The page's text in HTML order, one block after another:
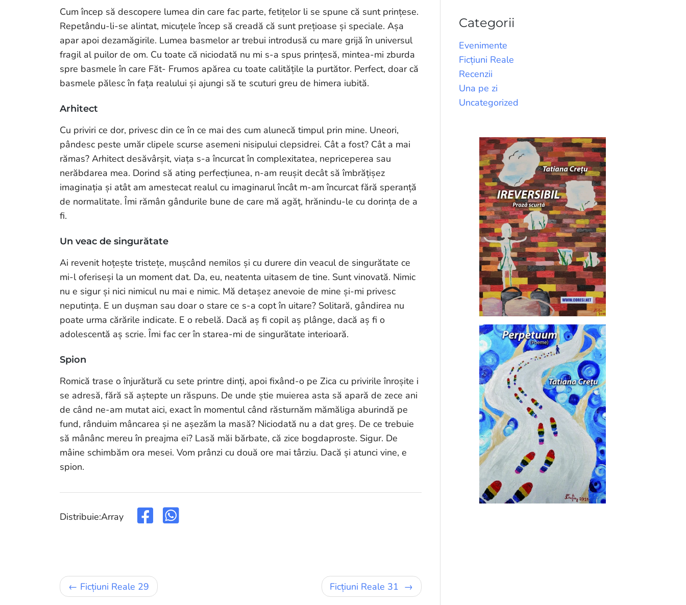
Cum încep să descopere lumea din care fac parte, fetițelor li se spune că sunt prințese.
Repetându-li-se alintat, micuțele încep să creadă că sunt prețioase și speciale. Așa
apar apoi dezamăgirile. Lumea basmelor ar trebui introdusă cu mare grijă în universul
fragil al puilor de om. Cu toate că niciodată nu mi s-a spus prințesă, mintea-mi zburda
spre basmele în care Făt- Frumos apărea cu toate calitățile la purtător. Perfect, doar că
basmele pălesc în fața realului și ajungi să te scuturi greu de himera iubită.
Arhitect
Cu priviri ce dor, privesc din ce în ce mai des cum alunecă timpul prin mine. Uneori,
pândesc peste umăr clipele scurse asemeni nisipului clepsidrei. Cât a fost? Cât a mai
rămas? Arhitect desăvârșit, viața s-a încurcat în complexitatea, nepriceperea sau
nerăbdarea mea. Dorind să ating perfecțiunea, n-am reușit decât să îmbrățișez
imaginația și atât am amestecat realul cu imaginarul încât m-am încurcat fără speranță
de normalitate. Îmi rămân gândurile bune de care mă agăț, hrănindu-le cu dorința de a
fi.
Un veac de singurătate
Ai revenit hoțește tristețe, mușcând nemilos și cu durere din veacul de singurătate ce
mi-l oferiseși la un moment dat. Da, eu, neatenta uitasem de tine. Sunt vinovată. Nimic
nu e sigur și nici nimicul nu mai e nimic. Mă detașez anevoie de mine și-mi privesc
neputința. E un dușman sau doar o stare ce s-a copt în uitare? Solitară, gândirea nu
poate urma cărările indicate. E o rebelă. Dacă aș fi copil aș plânge, dacă aș fi o
adolescentă aș scrie. Îmi fac cer în starea-mi de singurătate interioară.
Spion
Romică trase o înjurătură cu sete printre dinți, apoi fixând-o pe Zica cu privirile înroșite i
se adresă, fără să aștepte un răspuns. De unde știe muierea asta să apară de zece ani
de când ne-am mutat aici, exact în momentul când răsturnăm mămăliga aburindă pe
fund, rânduim mâncarea și ne așezăm la masă? Niciodată nu a dat greș. De ce trebuie
să mânânc mereu în preajma ei? Lasă măi bărbate, că zice bogdaproste. Sigur. De
mâine schimbăm ora mesei. Vom prânzi cu două ore mai târziu. Dacă și atunci vine, e
spion.
Distribuie:Array
Navigare
în
Ficțiuni Reale 29 Ficțiuni Reale 31
Categorii
Evenimente
Ficțiuni Reale
Recenzii
Una pe zi
Uncategorized